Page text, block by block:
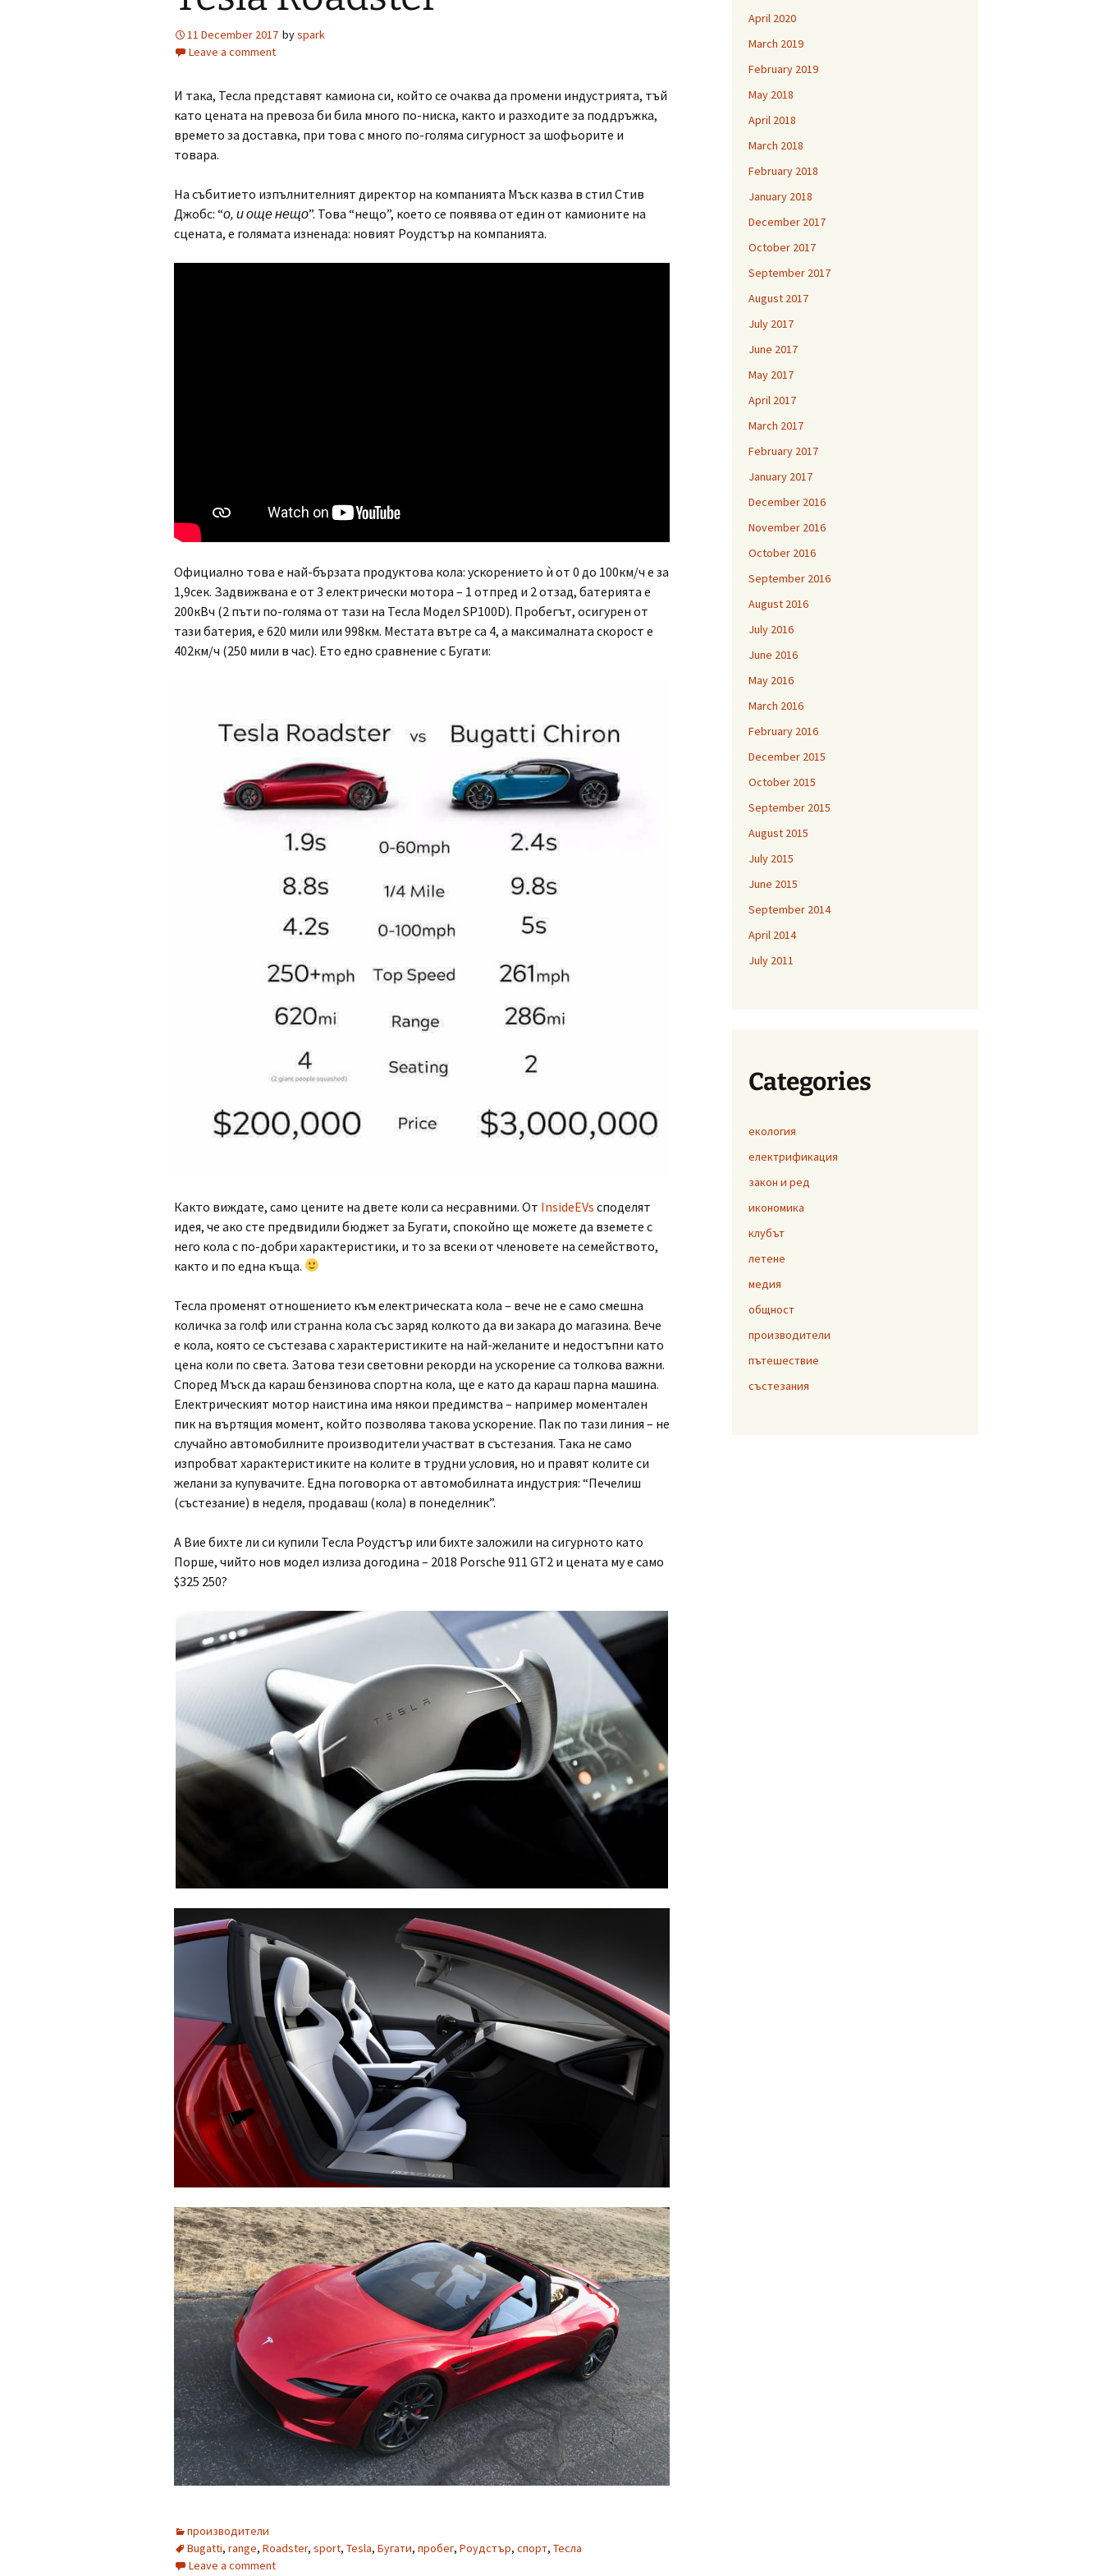
11 December 2017 byspark
Leave a comment
И така, Тесла представят камиона си, който се очаква да промени индустрията, тъй
като цената на превоза би била много по-ниска, както и разходите за поддръжка,
времето за доставка, при това с много по-голяма сигурност за шофьорите и
товара.
На събитието изпълнителният директор на компанията Мъск казва в стил Стив
Джобс: “о, и още нещо”. Това “нещо”, което се появява от един от камионите на
сцената, е голямата изненада: новият Роудстър на компанията.
Официално това е най-бързата продуктова кола: ускорението ѝ от 0 до 100км/ч е за
1,9сек. Задвижвана е от 3 електрически мотора – 1 отпред и 2 отзад, батерията е
200кВч (2 пъти по-голяма от тази на Тесла Модел SP100D). Пробегът, осигурен от
тази батерия, е 620 мили или 998км. Местата вътре са 4, а максималната скорост е
402км/ч (250 мили в час). Ето едно сравнение с Бугати:
Както виждате, само цените на двете коли са несравними. От InsideEVs споделят
идея, че ако сте предвидили бюджет за Бугати, спокойно ще можете да вземете с
него кола с по-добри характеристики, и то за всеки от членовете на семейството,
както и по една къща.
Тесла променят отношението към електрическата кола – вече не е само смешна
количка за голф или странна кола със заряд колкото да ви закара до магазина. Вече
е кола, която се състезава с характеристиките на най-желаните и недостъпни като
цена коли по света. Затова тези световни рекорди на ускорение са толкова важни.
Според Мъск да караш бензинова спортна кола, ще е като да караш парна машина.
Електрическият мотор наистина има някои предимства – например моментален
пик на въртящия момент, който позволява такова ускорение. Пак по тази линия – не
случайно автомобилните производители участват в състезания. Така не само
изпробват характеристиките на колите в трудни условия, но и правят колите си
желани за купувачите. Една поговорка от автомобилната индустрия: “Печелиш
(състезание) в неделя, продаваш (кола) в понеделник”.
А Вие бихте ли си купили Тесла Роудстър или бихте заложили на сигурното като
Порше, чийто нов модел излиза догодина – 2018 Porsche 911 GT2 и цената му е само
$325 250?
производители
Bugatti, range, Roadster, sport, Tesla, Бугати, пробег, Роудстър, спорт, Тесла
Leave a comment
April 2020
March 2019
February 2019
May 2018
April 2018
March 2018
February 2018
January 2018
December 2017
October 2017
September 2017
August 2017
July 2017
June 2017
May 2017
April 2017
March 2017
February 2017
January 2017
December 2016
November 2016
October 2016
September 2016
August 2016
July 2016
June 2016
May 2016
March 2016
February 2016
December 2015
October 2015
September 2015
August 2015
July 2015
June 2015
September 2014
April 2014
July 2011
Categories
екология
електрификация
закон и ред
икономика
клубът
летене
медия
общност
производители
пътешествие
състезания